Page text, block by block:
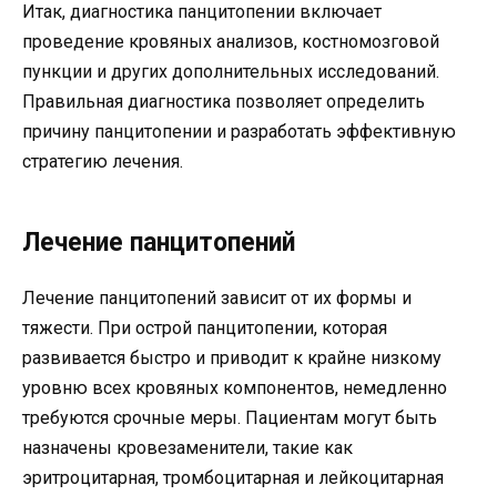
Итак, диагностика панцитопении включает
проведение кровяных анализов, костномозговой
пункции и других дополнительных исследований.
Правильная диагностика позволяет определить
причину панцитопении и разработать эффективную
стратегию лечения.
Лечение панцитопений
Лечение панцитопений зависит от их формы и
тяжести. При острой панцитопении, которая
развивается быстро и приводит к крайне низкому
уровню всех кровяных компонентов, немедленно
требуются срочные меры. Пациентам могут быть
назначены кровезаменители, такие как
эритроцитарная, тромбоцитарная и лейкоцитарная